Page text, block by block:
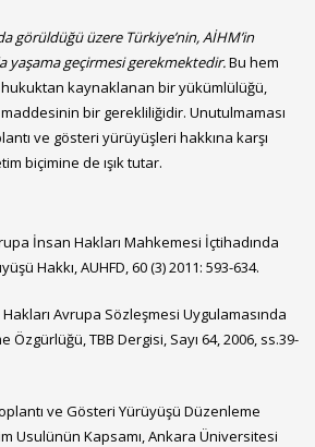
görüldüğü üzere Türkiye’nin, AİHM’in
yaşama geçirmesi gerekmektedir.Bu hem
hukuktan kaynaklanan bir yükümlülüğü,
bir gerekliliğidir. Unutulmaması
ve gösteri yürüyüşleri hakkına karşı
biçimine de ışık tutar.
İnsan Hakları Mahkemesi İçtihadında
Hakkı, AUHFD, 60 (3) 2011: 593-634.
Avrupa Sözleşmesi Uygulamasında
TBB Dergisi, Sayı 64, 2006, ss.39-
ve Gösteri Yürüyüşü Düzenleme
Usulünün Kapsamı, Ankara Üniversitesi